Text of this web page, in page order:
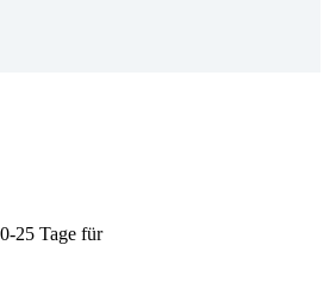
25 Tage für